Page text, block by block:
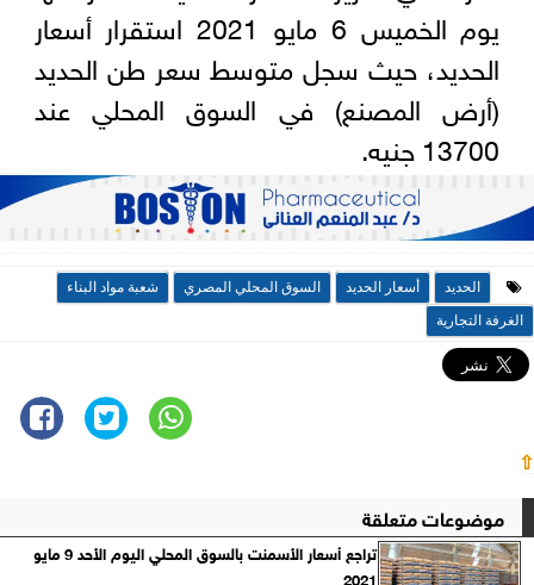
يوم الخميس 6 مايو 2021 استقرار أسعار
الحديد، حيث سجل متوسط سعر طن الحديد
(أرض المصنع) في السوق المحلي عند
13700 جنيه.
الحديد أسعار الحديد السوق المحلي المصري
شعبة مواد البناء
الغرفة التجارية
⇧
موضوعات متعلقة
تراجع أسعار الأسمنت بالسوق المحلي اليوم الأحد 9 مايو
2021